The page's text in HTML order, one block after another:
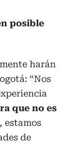
posible
harán
“Nos
que no es
, estamos
de